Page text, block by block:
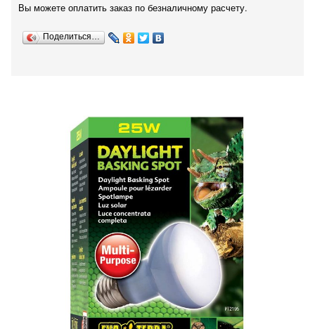
Вы можете оплатить заказ по безналичному расчету.
Поделиться…